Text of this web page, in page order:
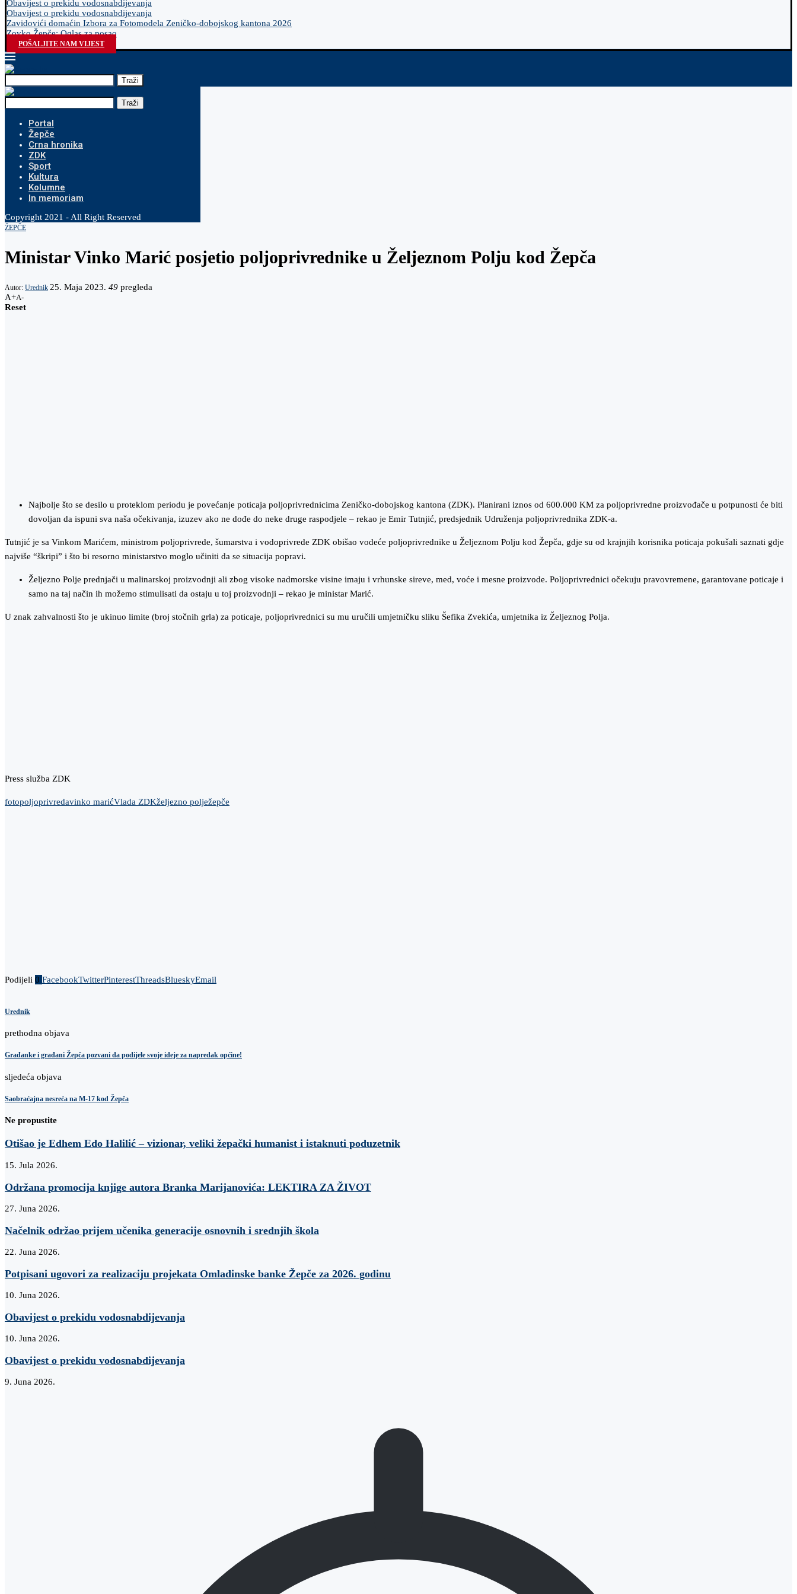
Obavijest o prekidu vodosnabdijevanja
Obavijest o prekidu vodosnabdijevanja
Zavidovići domaćin Izbora za Fotomodela Zeničko-dobojskog kantona 2026
Zovko Žepče: Oglas za posao
POŠALJITE NAM VIJEST
Traži
Traži
Portal
Žepče
Crna hronika
ZDK
Sport
Kultura
Kolumne
In memoriam
Copyright 2021 - All Right Reserved
ŽEPČE
Ministar Vinko Marić posjetio poljoprivrednike u Željeznom Polju kod Žepča
Autor: Urednik 25. Maja 2023. 49 pregleda
A+A-
Reset
Najbolje što se desilo u proteklom periodu je povećanje poticaja poljoprivrednicima Zeničko-dobojskog kantona (ZDK). Planirani iznos od 600.000 KM za poljoprivredne proizvođače u potpunosti će biti
dovoljan da ispuni sva naša očekivanja, izuzev ako ne dođe do neke druge raspodjele – rekao je Emir Tutnjić, predsjednik Udruženja poljoprivrednika ZDK-a.
Tutnjić je sa Vinkom Marićem, ministrom poljoprivrede, šumarstva i vodoprivrede ZDK obišao vodeće poljoprivrednike u Željeznom Polju kod Žepča, gdje su od krajnjih korisnika poticaja pokušali saznati gdje
najviše “škripi” i što bi resorno ministarstvo moglo učiniti da se situacija popravi.
Željezno Polje prednjači u malinarskoj proizvodnji ali zbog visoke nadmorske visine imaju i vrhunske sireve, med, voće i mesne proizvode. Poljoprivrednici očekuju pravovremene, garantovane poticaje i
samo na taj način ih možemo stimulisati da ostaju u toj proizvodnji – rekao je ministar Marić.
U znak zahvalnosti što je ukinuo limite (broj stočnih grla) za poticaje, poljoprivrednici su mu uručili umjetničku sliku Šefika Zvekića, umjetnika iz Željeznog Polja.
Press služba ZDK
fotopoljoprivredavinko marićVlada ZDKželjezno polježepče
Podijeli 0 FacebookTwitterPinterestThreadsBlueskyEmail
Urednik
prethodna objava
Građanke i građani Žepča pozvani da podijele svoje ideje za napredak općine!
sljedeća objava
Saobraćajna nesreća na M-17 kod Žepča
Ne propustite
Otišao je Edhem Edo Halilić – vizionar, veliki žepački humanist i istaknuti poduzetnik
15. Jula 2026.
Održana promocija knjige autora Branka Marijanovića: LEKTIRA ZA ŽIVOT
27. Juna 2026.
Načelnik održao prijem učenika generacije osnovnih i srednjih škola
22. Juna 2026.
Potpisani ugovori za realizaciju projekata Omladinske banke Žepče za 2026. godinu
10. Juna 2026.
Obavijest o prekidu vodosnabdijevanja
10. Juna 2026.
Obavijest o prekidu vodosnabdijevanja
9. Juna 2026.